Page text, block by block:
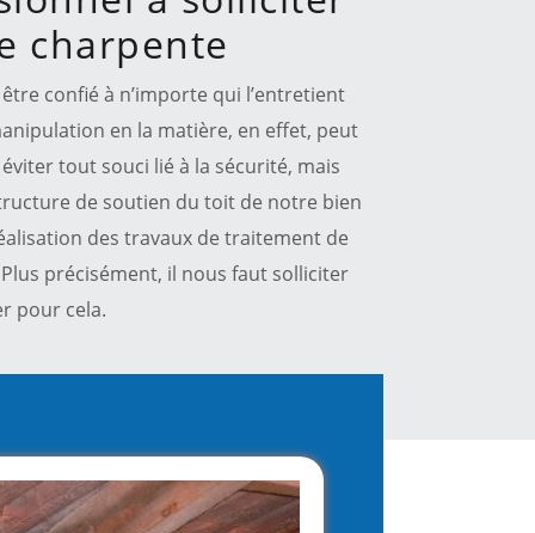
charpente
confié à n’importe qui l’entretient
en la matière, en effet, peut
tout souci lié à la sécurité, mais
de soutien du toit de notre bien
des travaux de traitement de
précisément, il nous faut solliciter
pour cela.